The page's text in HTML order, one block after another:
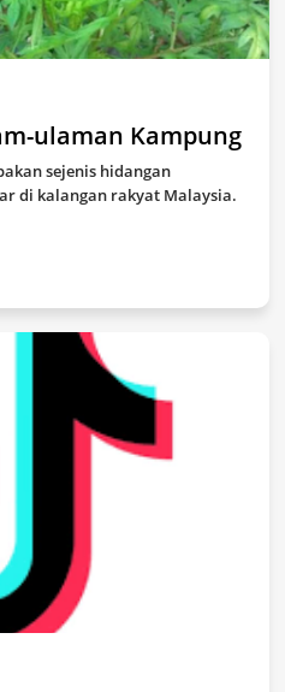
ulaman Kampung
sejenis hidangan
di kalangan rakyat Malaysia.